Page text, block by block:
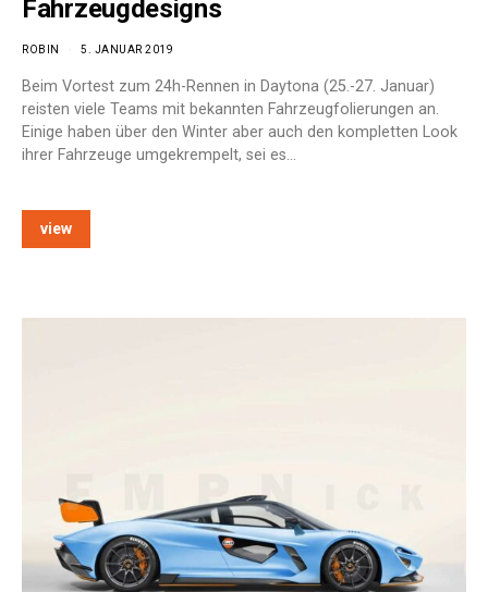
Fahrzeugdesigns
ROBIN 5. JANUAR 2019
Beim Vortest zum 24h-Rennen in Daytona (25.-27. Januar)
reisten viele Teams mit bekannten Fahrzeugfolierungen an.
Einige haben über den Winter aber auch den kompletten Look
ihrer Fahrzeuge umgekrempelt, sei es…
view